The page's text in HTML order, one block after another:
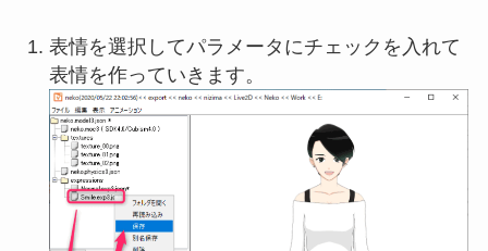
表情を選択してパラメータにチェックを入れて
表情を作っていきます。